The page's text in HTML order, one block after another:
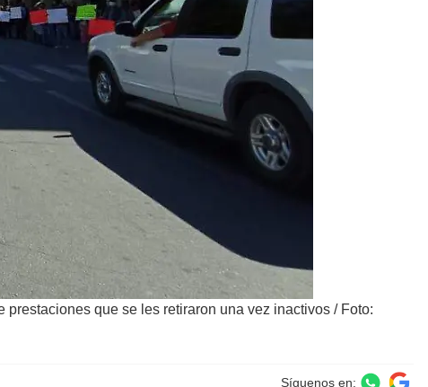
que se les retiraron una vez inactivos / Foto:
Síguenos en: